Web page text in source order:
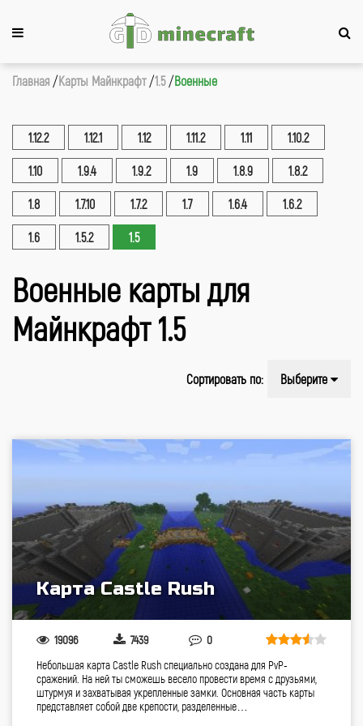
Главная Карты Майнкрафт 1.5 Военные
1.12.2 1.12.1 1.12 1.11.2 1.11 1.10.2
1.10 1.9.4 1.9.2 1.9 1.8.9 1.8.2
1.8 1.7.10 1.7.2 1.7 1.6.4 1.6.2
1.6 1.5.2 1.5
Военные карты для
Майнкрафт 1.5
Сортировать по: Выберите
Карта Castle Rush
19096 7439 0
Небольшая карта Castle Rush специально создана для PvP-
сражений. На ней ты сможешь весело провести время с друзьями,
штурмуя и захватывая укрепленные замки. Основная часть карты
представляет собой две крепости, разделенные…